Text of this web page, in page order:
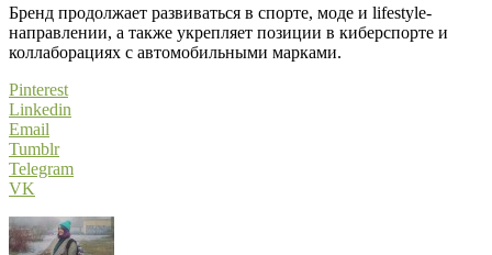
Бренд продолжает развиваться в спорте, моде и lifestyle-
направлении, а также укрепляет позиции в киберспорте и
коллаборациях с автомобильными марками.
Pinterest
Linkedin
Email
Tumblr
Telegram
VK